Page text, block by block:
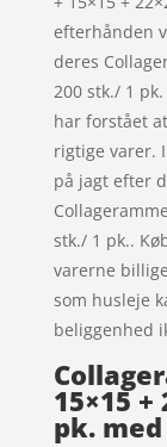
efterhånden
deres
200 stk./ 1
har forstået
rigtige varer.
på jagt efter
stk./ 1 pk..
varerne
som husleje
beliggenhed
15×15 +
pk.